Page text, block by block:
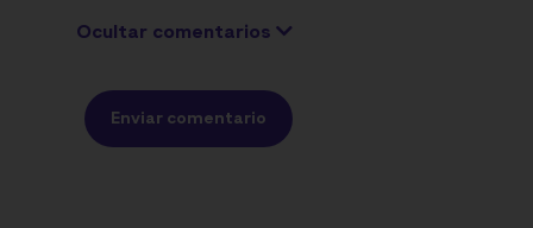
Ocultar comentarios
Enviar comentario